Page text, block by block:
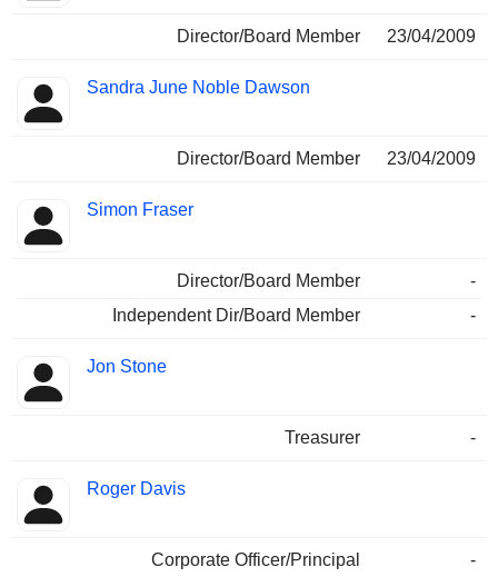
Director/Board Member 23/04/2009
Sandra June Noble Dawson
Director/Board Member 23/04/2009
Simon Fraser
Director/Board Member
-
Independent Dir/Board Member
-
Jon Stone
Treasurer -
Roger Davis
Corporate Officer/Principal -